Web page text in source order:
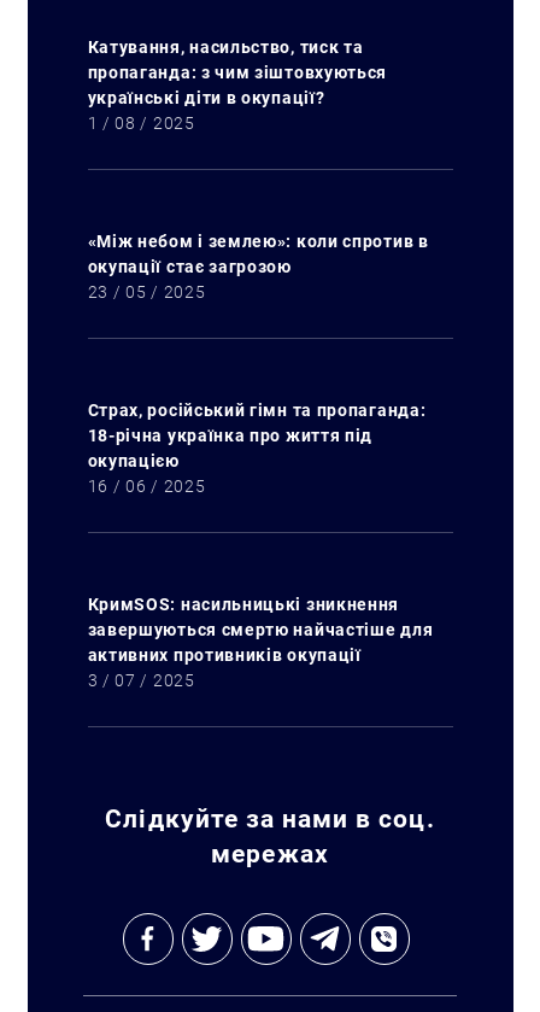
Катування, насильство, тиск та
пропаганда: з чим зіштовхуються
українські діти в окупації?
1 / 08 / 2025
«Між небом і землею»: коли спротив в
окупації стає загрозою
23 / 05 / 2025
Страх, російський гімн та пропаганда:
18-річна українка про життя під
окупацією
16 / 06 / 2025
КримSOS: насильницькі зникнення
завершуються смертю найчастіше для
активних противників окупації
3 / 07 / 2025
Слідкуйте за нами в соц.
мережах